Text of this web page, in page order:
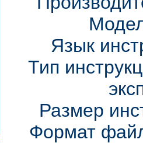
Язык
Тип
Размер
Формат